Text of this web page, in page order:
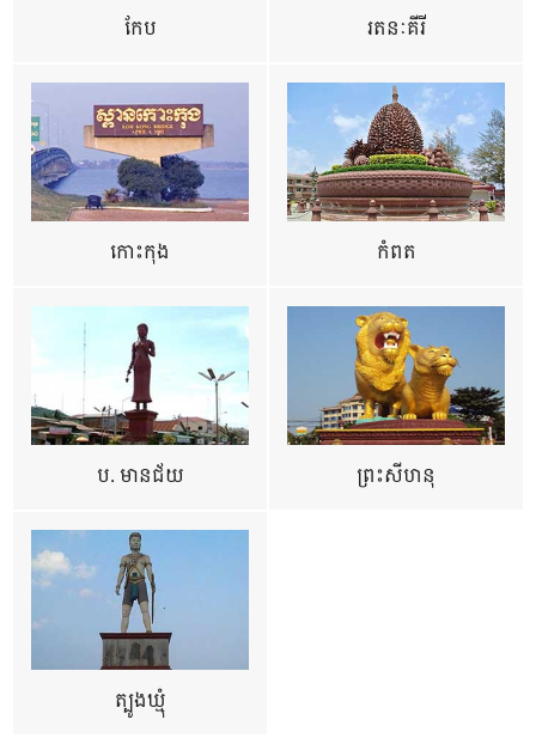
កែប រតនៈគីរី
កោះកុង កំពត
ប. មានជ័យ ព្រះសីហនុ
ត្បូងឃ្មុំ